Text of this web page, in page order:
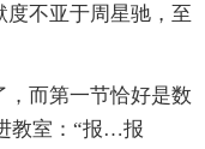
度不亚于周星驰，至
，而第一节恰好是数
教室：“报…报